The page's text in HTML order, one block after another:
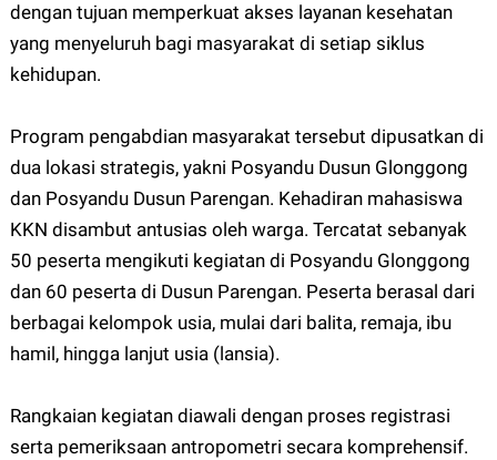
dengan tujuan memperkuat akses layanan kesehatan
yang menyeluruh bagi masyarakat di setiap siklus
kehidupan.
Program pengabdian masyarakat tersebut dipusatkan di
dua lokasi strategis, yakni Posyandu Dusun Glonggong
dan Posyandu Dusun Parengan. Kehadiran mahasiswa
KKN disambut antusias oleh warga. Tercatat sebanyak
50 peserta mengikuti kegiatan di Posyandu Glonggong
dan 60 peserta di Dusun Parengan. Peserta berasal dari
berbagai kelompok usia, mulai dari balita, remaja, ibu
hamil, hingga lanjut usia (lansia).
Rangkaian kegiatan diawali dengan proses registrasi
serta pemeriksaan antropometri secara komprehensif.